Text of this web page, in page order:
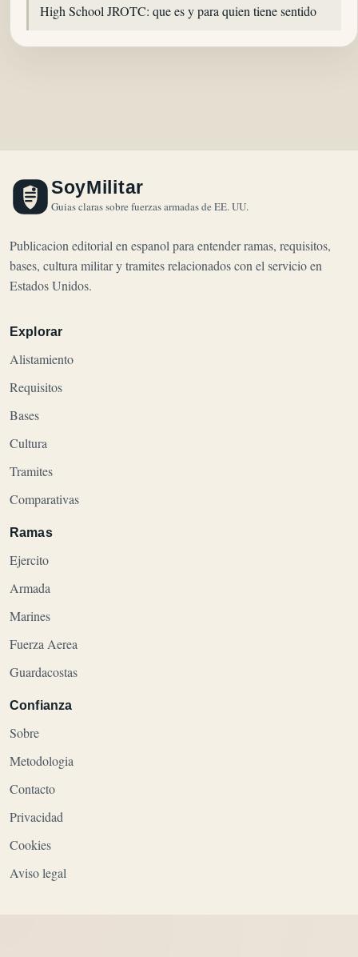
High School JROTC: que es y para quien tiene sentido
SoyMilitar
Guias claras sobre fuerzas armadas de EE. UU.
Publicacion editorial en espanol para entender ramas, requisitos,
bases, cultura militar y tramites relacionados con el servicio en
Estados Unidos.
Explorar
Alistamiento
Requisitos
Bases
Cultura
Tramites
Comparativas
Ramas
Ejercito
Armada
Marines
Fuerza Aerea
Guardacostas
Confianza
Sobre
Metodologia
Contacto
Privacidad
Cookies
Aviso legal